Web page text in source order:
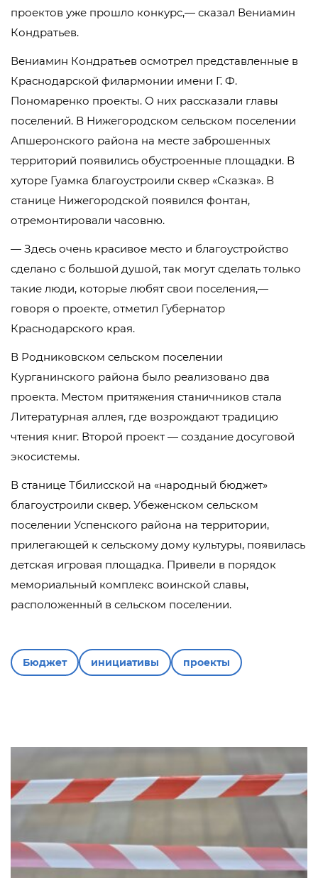
проектов уже прошло конкурс,— сказал Вениамин
Кондратьев.
Вениамин Кондратьев осмотрел представленные в
Краснодарской филармонии имени Г. Ф.
Пономаренко проекты. О них рассказали главы
поселений. В Нижегородском сельском поселении
Апшеронского района на месте заброшенных
территорий появились обустроенные площадки. В
хуторе Гуамка благоустроили сквер «Сказка». В
станице Нижегородской появился фонтан,
отремонтировали часовню.
— Здесь очень красивое место и благоустройство
сделано с большой душой, так могут сделать только
такие люди, которые любят свои поселения,—
говоря о проекте, отметил Губернатор
Краснодарского края.
В Родниковском сельском поселении
Курганинского района было реализовано два
проекта. Местом притяжения станичников стала
Литературная аллея, где возрождают традицию
чтения книг. Второй проект — создание досуговой
экосистемы.
В станице Тбилисской на «народный бюджет»
благоустроили сквер. Убеженском сельском
поселении Успенского района на территории,
прилегающей к сельскому дому культуры, появилась
детская игровая площадка. Привели в порядок
мемориальный комплекс воинской славы,
расположенный в сельском поселении.
Бюджет инициативы проекты